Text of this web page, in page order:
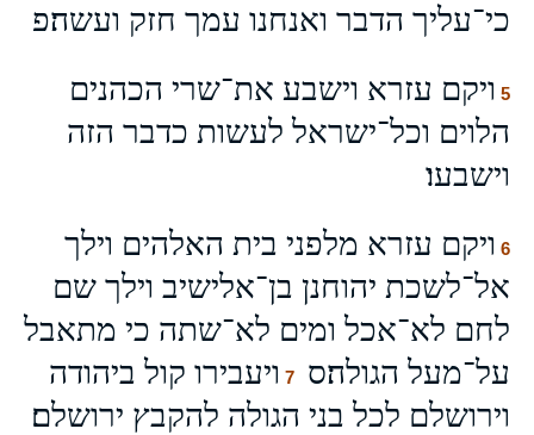
כי־עליך הדבר ואנחנו עמך חזק ועשה׃פ
5 ויקם עזרא וישבע את־שרי הכהנים
הלוים וכל־ישראל לעשות כדבר הזה
וישבעו׃
6 ויקם עזרא מלפני בית האלהים וילך
אל־לשכת יהוחנן בן־אלישיב וילך שם
לחם לא־אכל ומים לא־שתה כי מתאבל
על־מעל הגולה׃ס
7 ויעבירו קול ביהודה
וירושלם לכל בני הגולה להקבץ ירושלם׃